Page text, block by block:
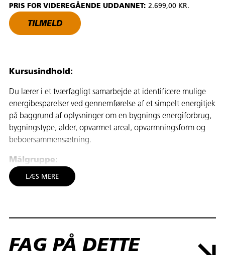
PRIS FOR VIDEREGÅENDE UDDANNET: 2.699,00 KR.
TILMELD
Kursusindhold:
Du lærer i et tværfagligt samarbejde at identificere mulige
energibesparelser ved gennemførelse af et simpelt energitjek
på baggrund af oplysninger om en bygnings energiforbrug,
bygningstype, alder, opvarmet areal, opvarmningsform og
beboersammensætning.
Målgruppe:
Bygningshåndværkere, der har eller søger beskæftigelse
Deltagerne kan i et tværfagligt samarbejde identificere
mulige energibesparelser ved gennemførelse af et simpelt
LÆS MERE
FAG PÅ DETTE